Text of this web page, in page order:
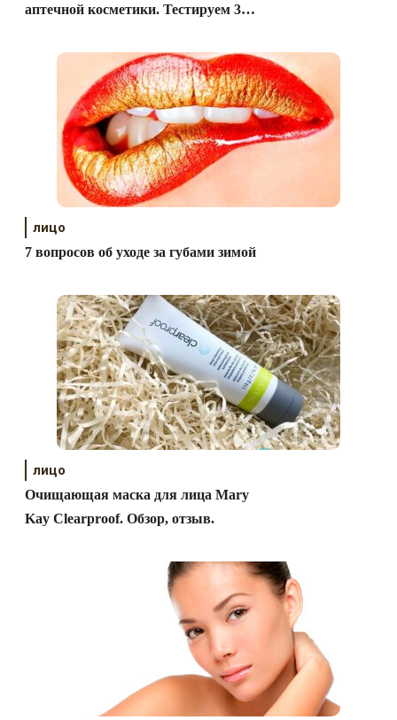
аптечной косметики. Тестируем 3
лицо
7 вопросов об уходе за губами зимой
лицо
Очищающая маска для лица Mary
Kay Clearproof. Обзор, отзыв.